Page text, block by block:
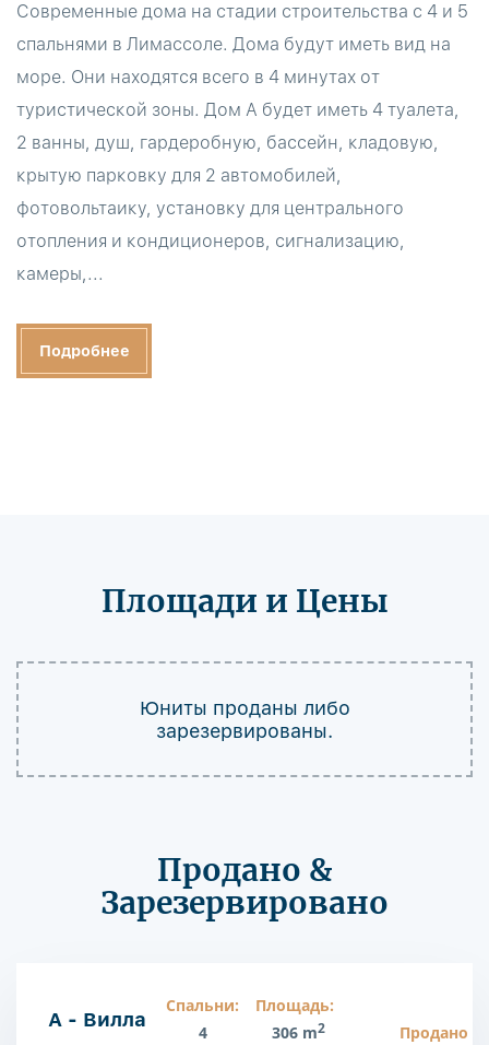
Современные дома на стадии строительства с 4 и 5
спальнями в Лимассоле. Дома будут иметь вид на
море. Они находятся всего в 4 минутах от
туристической зоны. Дом А будет иметь 4 туалета,
2 ванны, душ, гардеробную, бассейн, кладовую,
крытую парковку для 2 автомобилей,
фотовольтаику, установку для центрального
отопления и кондиционеров, сигнализацию,
камеры,...
Подробнее
Площади и Цены
Юниты проданы либо
зарезервированы.
Продано &
Зарезервировано
A - Вилла
Спальни:
4
Площадь:
306 m2 Продано